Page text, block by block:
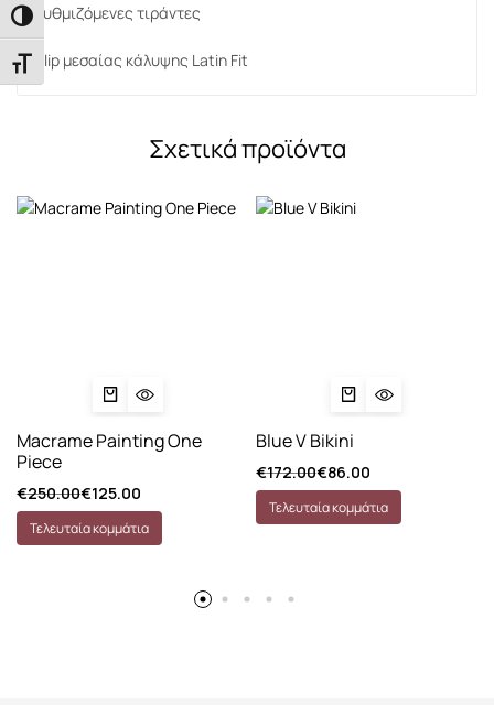
Εναλλαγή Υψηλής Αντίθεσης
Εναλλαγή Μεγέθους Γραμμάτων
Ρυθμιζόμενες τιράντες
Slip μεσαίας κάλυψης Latin Fit
Σχετικά προϊόντα
Macrame Painting One
Piece
€250.00€125.00
Τελευταία κομμάτια
Blue V Bikini
€172.00€86.00
Τελευταία κομμάτια